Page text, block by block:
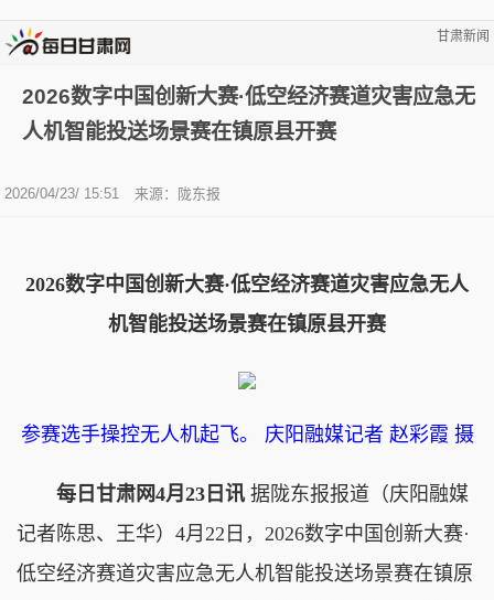
甘肃新闻
2026数字中国创新大赛·低空经济赛道灾害应急无
人机智能投送场景赛在镇原县开赛
2026/04/23/ 15:51 来源：陇东报
2026数字中国创新大赛·低空经济赛道灾害应急无人
机智能投送场景赛在镇原县开赛
参赛选手操控无人机起飞。 庆阳融媒记者 赵彩霞 摄
每日甘肃网4月23日讯 据陇东报报道（庆阳融媒
记者陈思、王华）4月22日，2026数字中国创新大赛·
低空经济赛道灾害应急无人机智能投送场景赛在镇原